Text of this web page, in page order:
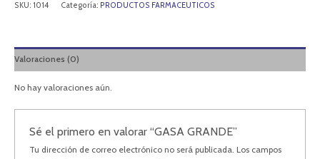
SKU: 1014 Categoría: PRODUCTOS FARMACEUTICOS
Valoraciones (0)
No hay valoraciones aún.
Sé el primero en valorar “GASA GRANDE”
Tu dirección de correo electrónico no será publicada. Los campos